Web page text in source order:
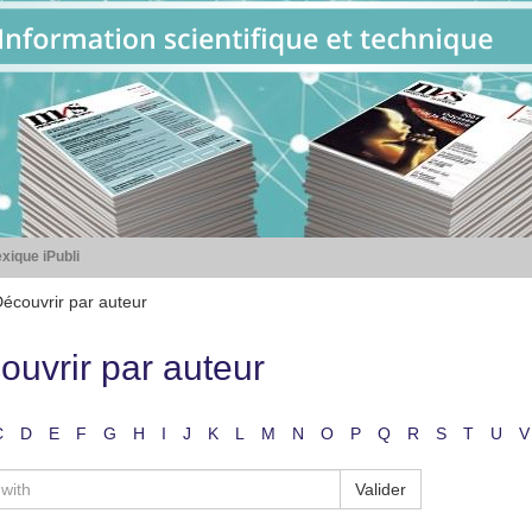
iPubli
par auteur
par auteur
D E F G H I J K L M N O P Q R S T U V
Valider